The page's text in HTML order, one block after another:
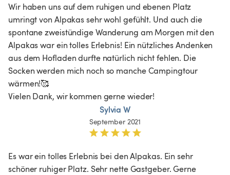
Wir haben uns auf dem ruhigen und ebenen Platz
umringt von Alpakas sehr wohl gefühlt. Und auch die
spontane zweistündige Wanderung am Morgen mit den
Alpakas war ein tolles Erlebnis! Ein nützliches Andenken
aus dem Hofladen durfte natürlich nicht fehlen. Die
Socken werden mich noch so manche Campingtour
wärmen!🥰
Vielen Dank, wir kommen gerne wieder!
Sylvia W
September 2021
Es war ein tolles Erlebnis bei den Alpakas. Ein sehr
schöner ruhiger Platz. Sehr nette Gastgeber. Gerne